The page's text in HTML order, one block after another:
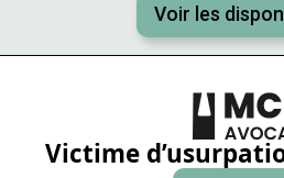
Voir les
Victime